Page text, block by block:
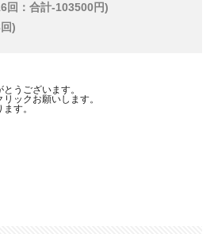
回：合計-103500円)
)
うございます。
ックお願いします。
す。